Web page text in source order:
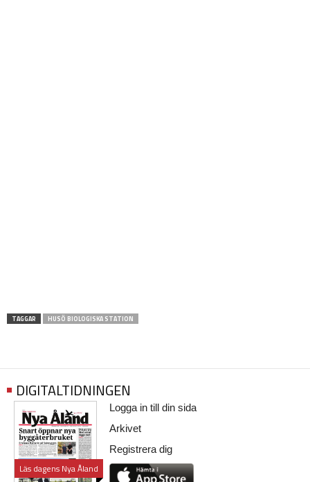
TAGGAR HUSÖ BIOLOGISKA STATION
DIGITALTIDNINGEN
Läs dagens Nya Åland
Logga in till din sida
Arkivet
Registrera dig